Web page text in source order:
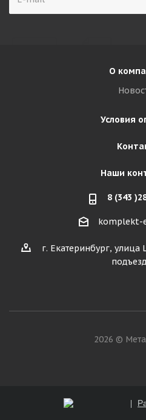
О
Условия
Наши
8 (343
komplekt-
г. Екатеринбург,
2026 ©